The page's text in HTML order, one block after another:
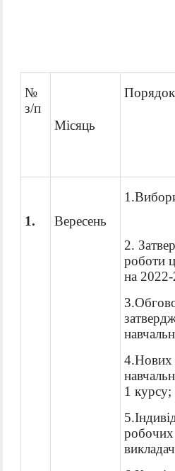
№
з/п
Місяць
1. Вересень
2.
роботи
на
4.Н
1 курсу;
5.І
робочих